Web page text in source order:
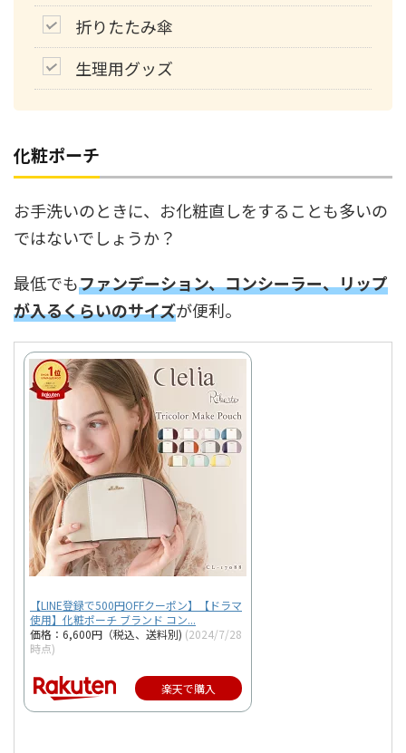
折りたたみ傘
生理用グッズ
化粧ポーチ
お手洗いのときに、お化粧直しをすることも多いの
ではないでしょうか？
最低でもファンデーション、コンシーラー、リップ
が入るくらいのサイズが便利。
【LINE登録で500円OFFクーポン】【ドラマ
使用】化粧ポーチ ブランド コン...
価格：6,600円（税込、送料別) (2024/7/28
時点)
楽天で購入